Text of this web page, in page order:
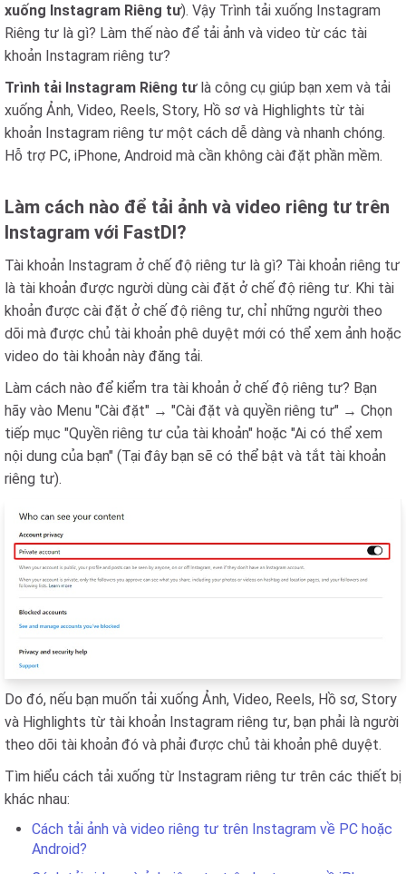
xuống Instagram Riêng tư). Vậy Trình tải xuống Instagram
Riêng tư là gì? Làm thế nào để tải ảnh và video từ các tài
khoản Instagram riêng tư?
Trình tải Instagram Riêng tưlà công cụ giúp bạn xem và tải
xuống Ảnh, Video, Reels, Story, Hồ sơ và Highlights từ tài
khoản Instagram riêng tư một cách dễ dàng và nhanh chóng.
Hỗ trợ PC, iPhone, Android mà cần không cài đặt phần mềm.
Làm cách nào để tải ảnh và video riêng tư trên
Instagram với FastDl?
Tài khoản Instagram ở chế độ riêng tư là gì? Tài khoản riêng tư
là tài khoản được người dùng cài đặt ở chế độ riêng tư. Khi tài
khoản được cài đặt ở chế độ riêng tư, chỉ những người theo
dõi mà được chủ tài khoản phê duyệt mới có thể xem ảnh hoặc
video do tài khoản này đăng tải.
Làm cách nào để kiểm tra tài khoản ở chế độ riêng tư? Bạn
hãy vào Menu "Cài đặt" → "Cài đặt và quyền riêng tư" → Chọn
tiếp mục "Quyền riêng tư của tài khoản" hoặc "Ai có thể xem
nội dung của bạn" (Tại đây bạn sẽ có thể bật và tắt tài khoản
riêng tư).
Do đó, nếu bạn muốn tải xuống Ảnh, Video, Reels, Hồ sơ, Story
và Highlights từ tài khoản Instagram riêng tư, bạn phải là người
theo dõi tài khoản đó và phải được chủ tài khoản phê duyệt.
Tìm hiểu cách tải xuống từ Instagram riêng tư trên các thiết bị
khác nhau:
Cách tải ảnh và video riêng tư trên Instagram về PC hoặc
Android?